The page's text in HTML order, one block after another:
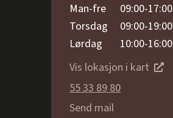
Man-fre
09:00-17:00
Torsdag
09:00-19:00
Lørdag
10:00-16:00
Vis lokasjon i kart
55 33 89 80
Send mail